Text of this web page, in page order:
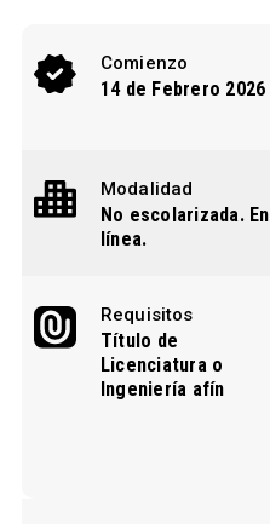
Comienzo
14 de Febrero 2026
Modalidad
No escolarizada. En
línea.
Requisitos
Título de
Licenciatura o
Ingeniería afín